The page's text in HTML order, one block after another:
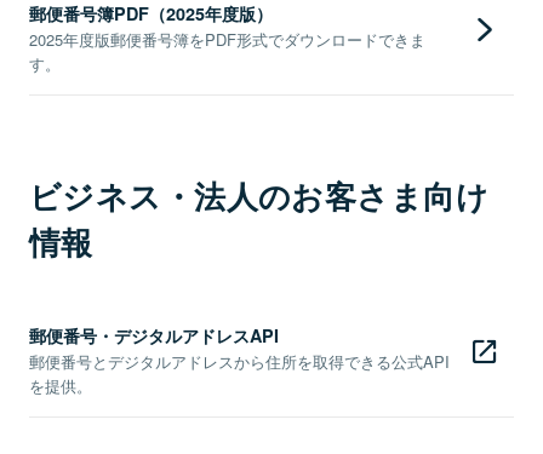
郵便番号簿PDF（2025年度版）
2025年度版郵便番号簿をPDF形式でダウンロードできま
す。
ビジネス・法人のお客さま向け
情報
郵便番号・デジタルアドレスAPI
郵便番号とデジタルアドレスから住所を取得できる公式API
を提供。